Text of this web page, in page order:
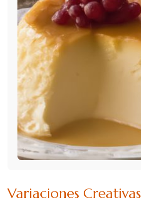
Variaciones Creativas